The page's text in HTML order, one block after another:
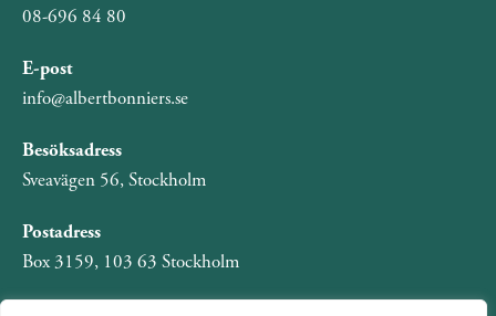
08-696 84 80
E-post
info@albertbonniers.se
Besöksadress
Sveavägen 56, Stockholm
Postadress
Box 3159, 103 63 Stockholm